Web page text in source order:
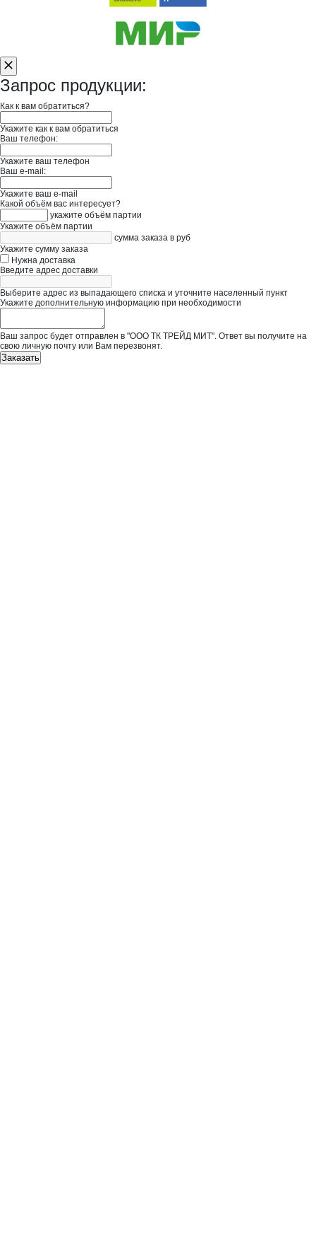
Запрос продукции:
Как к вам обратиться?
Укажите как к вам обратиться
Ваш телефон:
Укажите ваш телефон
Ваш e-mail:
Укажите ваш e-mail
Какой объём вас интересует?
укажите объём партии
Укажите объём партии
сумма заказа в руб
Укажите сумму заказа
Нужна доставка
Введите адрес доставки
Выберите адрес из выпадающего списка и уточните населенный пункт
Укажите дополнительную информацию при необходимости
Ваш запрос будет отправлен в "ООО ТК ТРЕЙД МИТ". Ответ вы получите на
свою личную почту или Вам перезвонят.
Заказать